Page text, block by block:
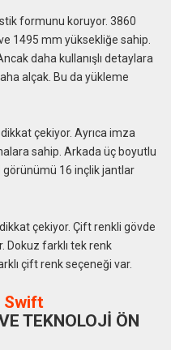
formunu koruyor. 3860
1495 mm yüksekliğe sahip.
daha kullanışlı detaylara
alçak. Bu da yükleme
çekiyor. Ayrıca imza
sahip. Arkada üç boyutlu
görünümü 16 inçlik jantlar
çekiyor. Çift renkli gövde
Dokuz farklı tek renk
çift renk seçeneği var.
TEKNOLOJİ ÖN